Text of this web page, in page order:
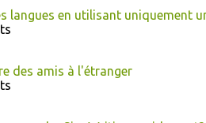
langues en utilisant uniquement
des amis à l'étranger